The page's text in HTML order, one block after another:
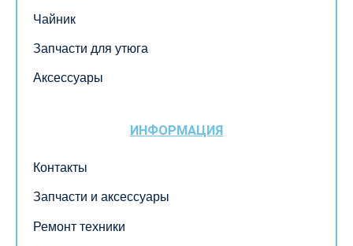
Чайник
Запчасти для утюга
Аксессуары
ИНФОРМАЦИЯ
Контакты
Запчасти и аксессуары
Ремонт техники